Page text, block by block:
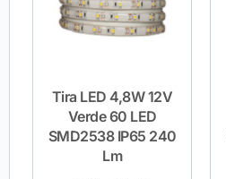
Tira LED 4,8W 12V
Verde 60 LED
SMD2538 IP65 240
Lm